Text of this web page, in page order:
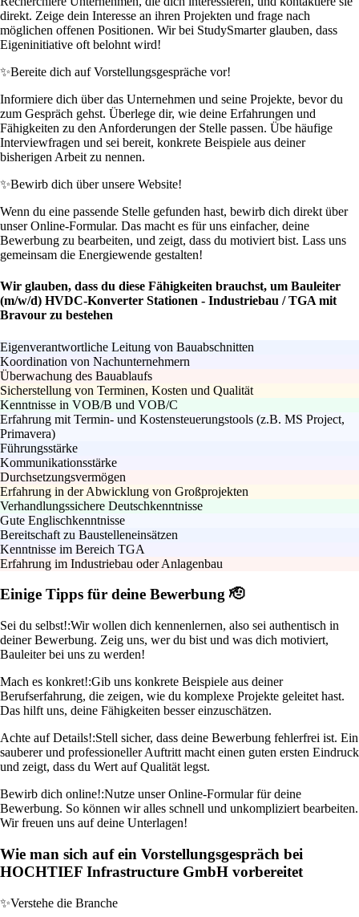
direkt. Zeige dein Interesse an ihren Projekten und frage nach
möglichen offenen Positionen. Wir bei StudySmarter glauben, dass
Eigeninitiative oft belohnt wird!
✨Bereite dich auf Vorstellungsgespräche vor!
Informiere dich über das Unternehmen und seine Projekte, bevor du
zum Gespräch gehst. Überlege dir, wie deine Erfahrungen und
Fähigkeiten zu den Anforderungen der Stelle passen. Übe häufige
Interviewfragen und sei bereit, konkrete Beispiele aus deiner
bisherigen Arbeit zu nennen.
✨Bewirb dich über unsere Website!
Wenn du eine passende Stelle gefunden hast, bewirb dich direkt über
unser Online-Formular. Das macht es für uns einfacher, deine
Bewerbung zu bearbeiten, und zeigt, dass du motiviert bist. Lass uns
gemeinsam die Energiewende gestalten!
Wir glauben, dass du diese Fähigkeiten brauchst, um Bauleiter
(m/w/d) HVDC-Konverter Stationen - Industriebau / TGA mit
Bravour zu bestehen
Eigenverantwortliche Leitung von Bauabschnitten
Koordination von Nachunternehmern
Überwachung des Bauablaufs
Sicherstellung von Terminen, Kosten und Qualität
Kenntnisse in VOB/B und VOB/C
Erfahrung mit Termin- und Kostensteuerungstools (z.B. MS Project,
Primavera)
Führungsstärke
Kommunikationsstärke
Durchsetzungsvermögen
Erfahrung in der Abwicklung von Großprojekten
Verhandlungssichere Deutschkenntnisse
Gute Englischkenntnisse
Bereitschaft zu Baustelleneinsätzen
Kenntnisse im Bereich TGA
Erfahrung im Industriebau oder Anlagenbau
Einige Tipps für deine Bewerbung 🫡
Sei du selbst!:Wir wollen dich kennenlernen, also sei authentisch in
deiner Bewerbung. Zeig uns, wer du bist und was dich motiviert,
Bauleiter bei uns zu werden!
Mach es konkret!:Gib uns konkrete Beispiele aus deiner
Berufserfahrung, die zeigen, wie du komplexe Projekte geleitet hast.
Das hilft uns, deine Fähigkeiten besser einzuschätzen.
Achte auf Details!:Stell sicher, dass deine Bewerbung fehlerfrei ist. Ein
sauberer und professioneller Auftritt macht einen guten ersten Eindruck
und zeigt, dass du Wert auf Qualität legst.
Bewirb dich online!:Nutze unser Online-Formular für deine
Bewerbung. So können wir alles schnell und unkompliziert bearbeiten.
Wir freuen uns auf deine Unterlagen!
Wie man sich auf ein Vorstellungsgespräch bei
HOCHTIEF Infrastructure GmbH vorbereitet
✨Verstehe die Branche